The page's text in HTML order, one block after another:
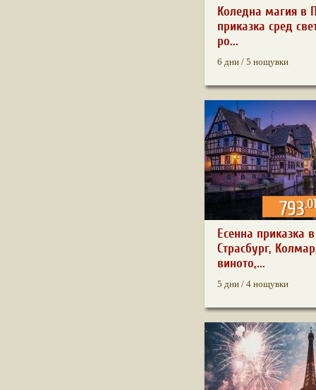
Коледна магия в
приказка сред
ро...
6 дни / 5 нощувки
793.01
Есенна приказка
Страсбург,
виното,...
5 дни / 4 нощувки